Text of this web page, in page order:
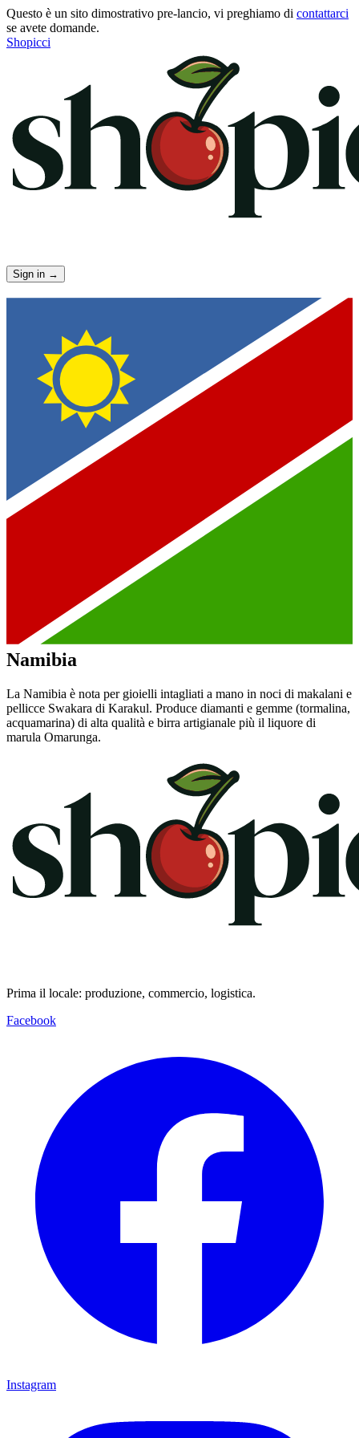
Questo è un sito dimostrativo pre-lancio, vi preghiamo di contattarci
se avete domande.
Shopicci
Sign in →
Namibia
La Namibia è nota per gioielli intagliati a mano in noci di makalani e
pellicce Swakara di Karakul. Produce diamanti e gemme (tormalina,
acquamarina) di alta qualità e birra artigianale più il liquore di
marula Omarunga.
Prima il locale: produzione, commercio, logistica.
Facebook
Instagram